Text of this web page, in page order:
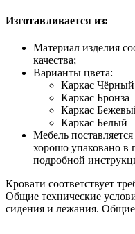
Изготавливается из:
Материал изделия
качества;
Варианты цвета:
Каркас Чёрный
Каркас Бронза
Каркас
Каркас Белый
Мебель
хорошо упаковано в
подробной
Кровати соответствует
Общие технические
сидения и лежания. Общие